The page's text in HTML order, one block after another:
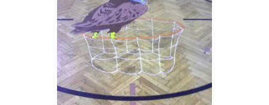
EXKURZE PRAVĚKEM